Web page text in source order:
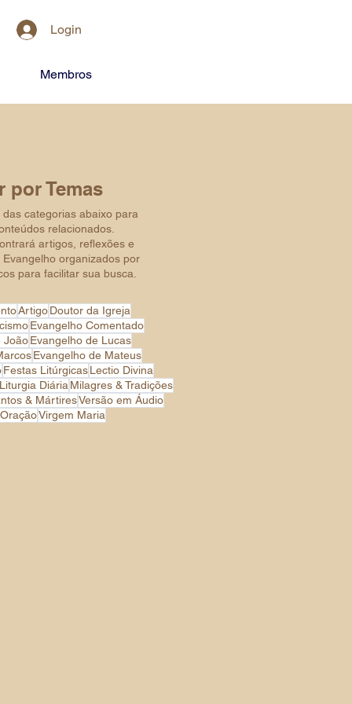
Login
Membros
por Temas
categorias abaixo para
relacionados.
artigos, reflexões e
organizados por
para facilitar sua busca.
ArtigoDoutor da Igreja
Evangelho Comentado
JoãoEvangelho de Lucas
Evangelho de Mateus
Festas Litúrgicas Lectio Divina
Liturgia Diária Milagres & Tradições
& MártiresVersão em Áudio
Virgem Maria